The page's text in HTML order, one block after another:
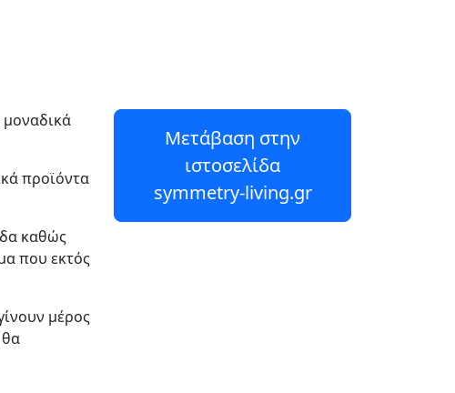
μοναδικά
προϊόντα
καθώς
που εκτός
μέρος
Μετάβαση στην
ιστοσελίδα
symmetry-living.gr